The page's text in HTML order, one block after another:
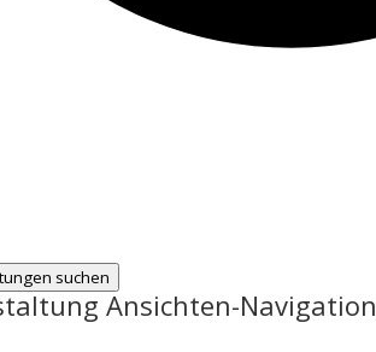
suchen
Ansichten-Navigation